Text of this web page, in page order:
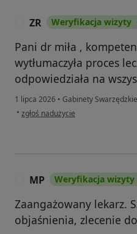
ZR Weryfikacja wizyty
Pani dr miła ,
wytłumaczyła proces
odpowiedziała na
1 lipca 2026 • Gabinety
• w opinii użytkownika ZR
zgłoś nadużycie
MP Weryfikacja wizyty
Zaangażowany lekarz.
objaśnienia, zlecenie